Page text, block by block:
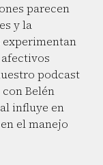
parecen
y la
experimentan
podcast
Belén
influye en
el manejo